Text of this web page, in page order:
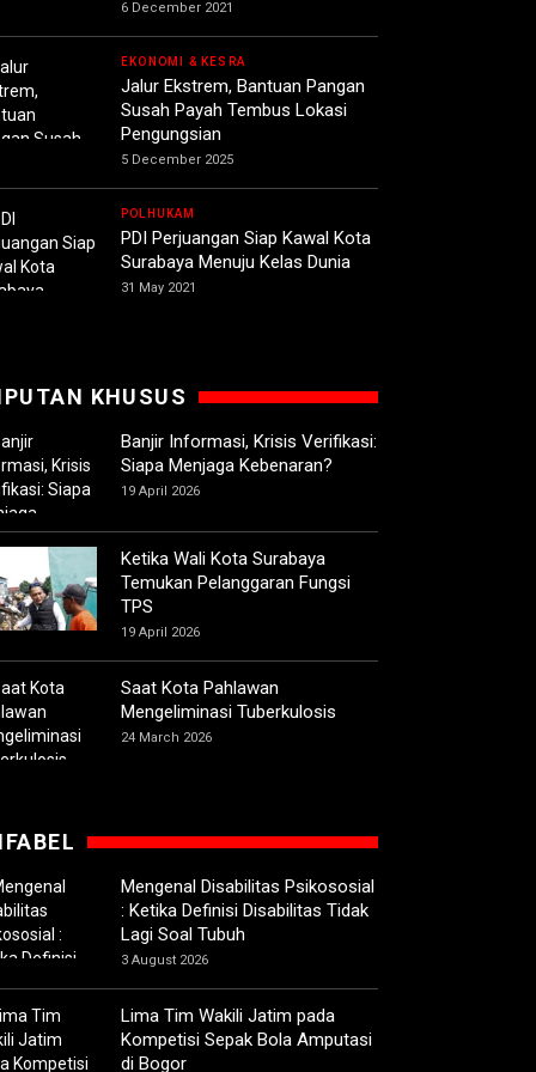
6 December 2021
EKONOMI & KESRA
Jalur Ekstrem, Bantuan Pangan
Susah Payah Tembus Lokasi
Pengungsian
5 December 2025
POLHUKAM
PDI Perjuangan Siap Kawal Kota
Surabaya Menuju Kelas Dunia
31 May 2021
KHUSUS
Banjir Informasi, Krisis Verifikasi:
Siapa Menjaga Kebenaran?
19 April 2026
Ketika Wali Kota Surabaya
Temukan Pelanggaran Fungsi
TPS
19 April 2026
Saat Kota Pahlawan
Mengeliminasi Tuberkulosis
24 March 2026
Mengenal Disabilitas Psikososial
: Ketika Definisi Disabilitas Tidak
Lagi Soal Tubuh
3 August 2026
Lima Tim Wakili Jatim pada
Kompetisi Sepak Bola Amputasi
di Bogor